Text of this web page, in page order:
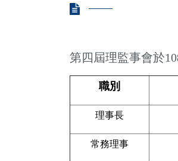
第四屆理監事會於
職別
理事長
常務理事